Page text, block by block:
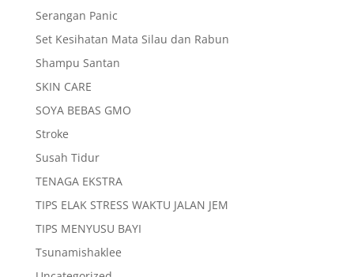
Serangan Panic
Set Kesihatan Mata Silau dan Rabun
Shampu Santan
SKIN CARE
SOYA BEBAS GMO
Stroke
Susah Tidur
TENAGA EKSTRA
TIPS ELAK STRESS WAKTU JALAN JEM
TIPS MENYUSU BAYI
Tsunamishaklee